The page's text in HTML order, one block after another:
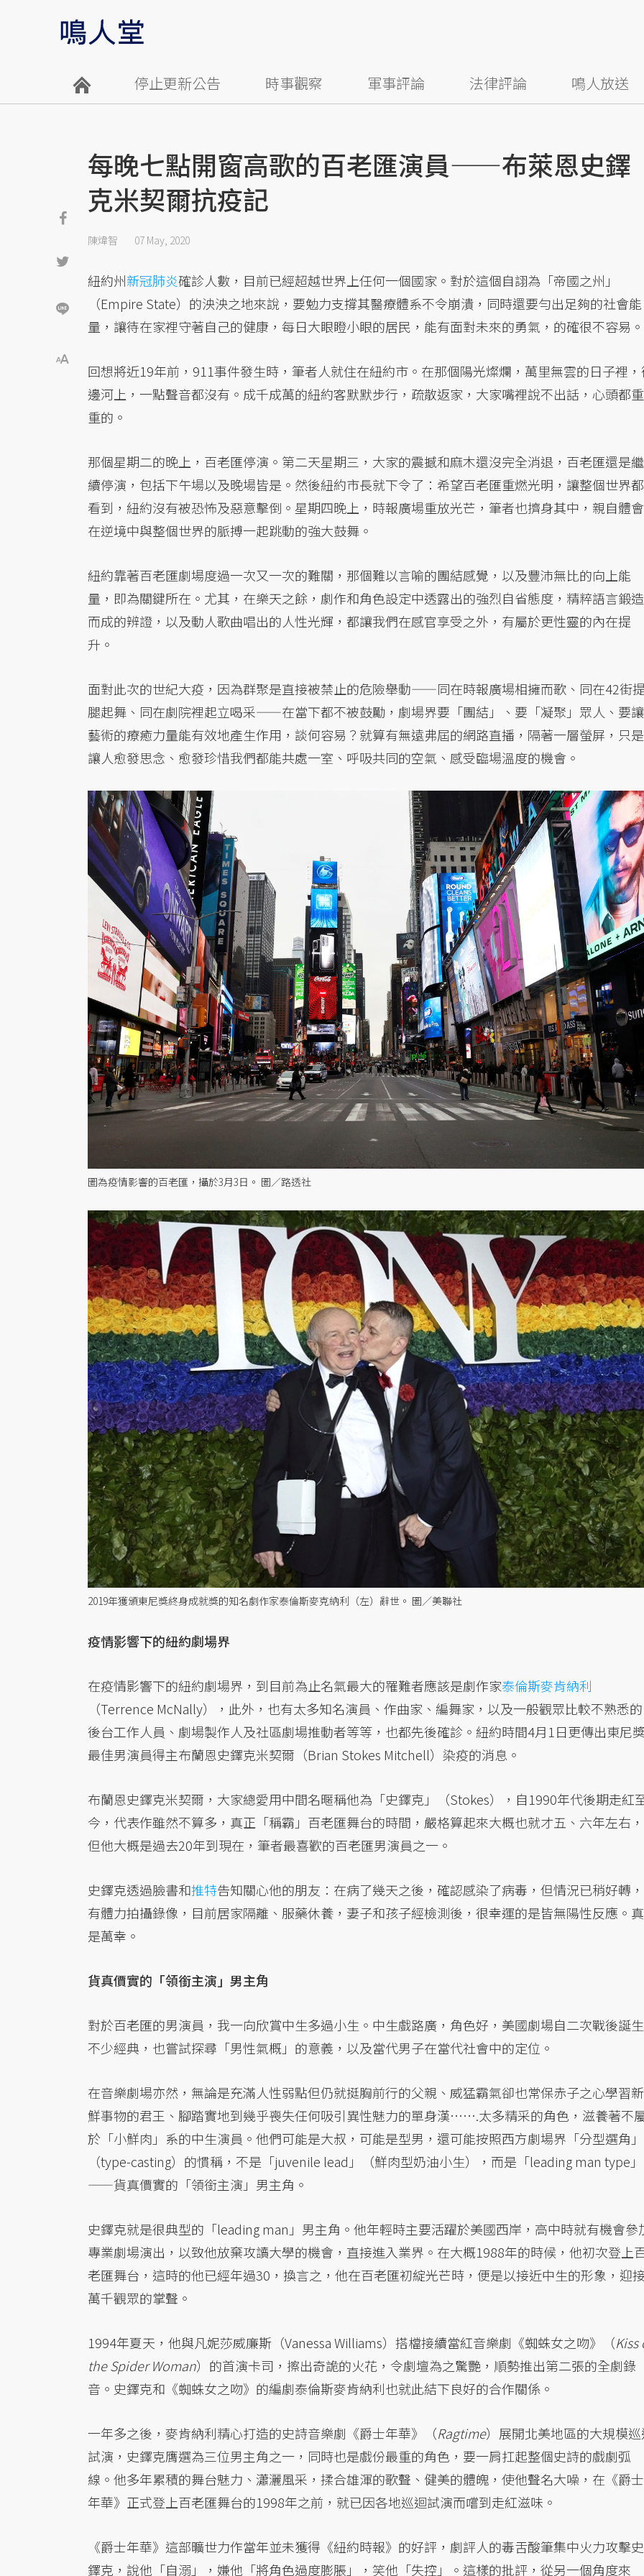
停止更新公告 時事觀察 軍事評論 法律評論 鳴人放送
每晚七點開窗高歌的百老匯演員——布萊恩史鐸
克米契爾抗疫記
陳煒智 07 May, 2020
紐約州新冠肺炎確診人數，目前已經超越世界上任何一個國家。對於這個自詡為「帝國之州」
（Empire State）的泱泱之地來說，要勉力支撐其醫療體系不令崩潰，同時還要勻出足夠的社會能
量，讓待在家裡守著自己的健康，每日大眼瞪小眼的居民，能有面對未來的勇氣，的確很不容易。
回想將近19年前，911事件發生時，筆者人就住在紐約市。在那個陽光燦爛，萬里無雲的日子裡
邊河上，一點聲音都沒有。成千成萬的紐約客默默步行，疏散返家，大家嘴裡說不出話，心頭都重
重的。
那個星期二的晚上，百老匯停演。第二天星期三，大家的震撼和麻木還沒完全消退，百老匯還是繼
續停演，包括下午場以及晚場皆是。然後紐約市長就下令了：希望百老匯重燃光明，讓整個世界都
看到，紐約沒有被恐怖及惡意擊倒。星期四晚上，時報廣場重放光芒，筆者也擠身其中，親自體會
在逆境中與整個世界的脈搏一起跳動的強大鼓舞。
紐約靠著百老匯劇場度過一次又一次的難關，那個難以言喻的團結感覺，以及豐沛無比的向上能
量，即為關鍵所在。尤其，在樂天之餘，劇作和角色設定中透露出的強烈自省態度，精粹語言鍛造
而成的辨證，以及動人歌曲唱出的人性光輝，都讓我們在感官享受之外，有屬於更性靈的內在提
升。
面對此次的世紀大疫，因為群聚是直接被禁止的危險舉動——同在時報廣場相擁而歌、同在42街
腿起舞、同在劇院裡起立喝采——在當下都不被鼓勵，劇場界要「團結」、要「凝聚」眾人、要讓
藝術的療癒力量能有效地產生作用，談何容易？就算有無遠弗屆的網路直播，隔著一層螢屏，只是
讓人愈發思念、愈發珍惜我們都能共處一室、呼吸共同的空氣、感受臨場溫度的機會。
圖為疫情影響的百老匯，攝於3月3日。 圖／路透社
2019年獲頒東尼獎終身成就獎的知名劇作家泰倫斯麥克納利（左）辭世。 圖／美聯社
疫情影響下的紐約劇場界
在疫情影響下的紐約劇場界，到目前為止名氣最大的罹難者應該是劇作家泰倫斯麥肯納利
（Terrence McNally），此外，也有太多知名演員、作曲家、編舞家，以及一般觀眾比較不熟悉的
後台工作人員、劇場製作人及社區劇場推動者等等，也都先後確診。紐約時間4月1日更傳出東尼
最佳男演員得主布蘭恩史鐸克米契爾（Brian Stokes Mitchell）染疫的消息。
布蘭恩史鐸克米契爾，大家總愛用中間名暱稱他為「史鐸克」（Stokes），自1990年代後期走紅
今，代表作雖然不算多，真正「稱霸」百老匯舞台的時間，嚴格算起來大概也就才五、六年左右，
但他大概是過去20年到現在，筆者最喜歡的百老匯男演員之一。
史鐸克透過臉書和推特告知關心他的朋友：在病了幾天之後，確認感染了病毒，但情況已稍好轉，
有體力拍攝錄像，目前居家隔離、服藥休養，妻子和孩子經檢測後，很幸運的是皆無陽性反應。真
是萬幸。
貨真價實的「領銜主演」男主角
對於百老匯的男演員，我一向欣賞中生多過小生。中生戲路廣，角色好，美國劇場自二次戰後誕生
不少經典，也嘗試探尋「男性氣概」的意義，以及當代男子在當代社會中的定位。
在音樂劇場亦然，無論是充滿人性弱點但仍就挺胸前行的父親、威猛霸氣卻也常保赤子之心學習新
鮮事物的君王、腳踏實地到幾乎喪失任何吸引異性魅力的單身漢…….太多精采的角色，滋養著不
於「小鮮肉」系的中生演員。他們可能是大叔，可能是型男，還可能按照西方劇場界「分型選角」
（type-casting）的慣稱，不是「juvenile lead」（鮮肉型奶油小生），而是「leading man type」
——貨真價實的「領銜主演」男主角。
史鐸克就是很典型的「leading man」男主角。他年輕時主要活躍於美國西岸，高中時就有機會參
專業劇場演出，以致他放棄攻讀大學的機會，直接進入業界。在大概1988年的時候，他初次登上
老匯舞台，這時的他已經年過30，換言之，他在百老匯初綻光芒時，便是以接近中生的形象，迎
萬千觀眾的掌聲。
1994年夏天，他與凡妮莎威廉斯（Vanessa Williams）搭檔接續當紅音樂劇《蜘蛛女之吻》（Kiss
the Spider Woman）的首演卡司，擦出奇詭的火花，令劇壇為之驚艷，順勢推出第二張的全劇錄
音。史鐸克和《蜘蛛女之吻》的編劇泰倫斯麥肯納利也就此結下良好的合作關係。
一年多之後，麥肯納利精心打造的史詩音樂劇《爵士年華》（Ragtime）展開北美地區的大規模
試演，史鐸克膺選為三位男主角之一，同時也是戲份最重的角色，要一肩扛起整個史詩的戲劇弧
線。他多年累積的舞台魅力、瀟灑風采，揉合雄渾的歌聲、健美的體魄，使他聲名大噪，在《爵士
年華》正式登上百老匯舞台的1998年之前，就已因各地巡迴試演而嚐到走紅滋味。
《爵士年華》這部曠世力作當年並未獲得《紐約時報》的好評，劇評人的毒舌酸筆集中火力攻擊史
鐸克，說他「自溺」，嫌他「將角色過度膨脹」，笑他「失控」。這樣的批評，從另一個角度來